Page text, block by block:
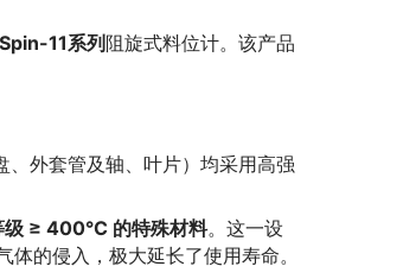
Spin-11系列阻旋式料位计。该产品
、外套管及轴、叶片）均采用高强
级 ≥ 400°C 的特殊材料。这一设
的侵入，极大延长了使用寿命。